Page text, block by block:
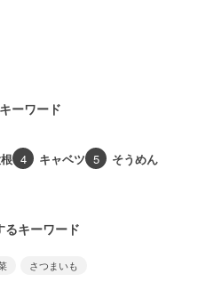
ーワード
4 キャベツ 5 そうめん
るキーワード
さつまいも